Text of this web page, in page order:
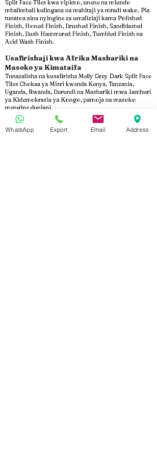
Split Face Tiles kwa vipimo, unene na miundo
mbalimbali kulingana na mahitaji ya mradi wako. Pia
tunatoa aina nyingine za umaliziaji kama Polished
Finish, Honed Finish, Brushed Finish, Sandblasted
Finish, Bush Hammered Finish, Tumbled Finish na
Acid Wash Finish.
Usafirishaji kwa Afrika Mashariki na
Masoko ya Kimataifa
Tunazalisha na kusafirisha Melly Grey Dark Split Face
Tiles Chokaa ya Misri kwenda Kenya, Tanzania,
Uganda, Rwanda, Burundi na Mashariki mwa Jamhuri
ya Kidemokrasia ya Kongo, pamoja na masoko
mengine duniani.
Bidhaa zote huandaliwa kwa ufungashaji wa
kitaalamu, upakiaji salama wa makontena na
usimamizi makini wa usafirishaji ili kuhakikisha
WhatsApp Export Email Address